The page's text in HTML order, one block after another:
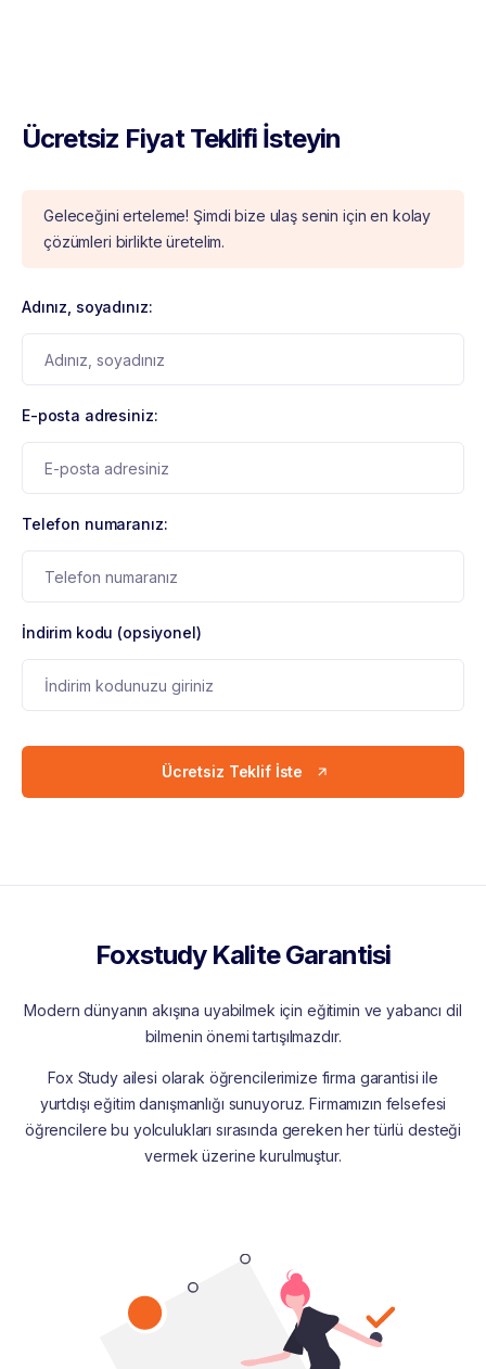
Ücretsiz Fiyat Teklifi İsteyin
Geleceğini erteleme! Şimdi bize ulaş senin için en kolay
çözümleri birlikte üretelim.
Adınız, soyadınız:
E-posta adresiniz:
Telefon numaranız:
İndirim kodu (opsiyonel)
Ücretsiz Teklif İste
Foxstudy Kalite Garantisi
Modern dünyanın akışına uyabilmek için eğitimin ve yabancı dil
bilmenin önemi tartışılmazdır.
Fox Study ailesi olarak öğrencilerimize firma garantisi ile
yurtdışı eğitim danışmanlığı sunuyoruz. Firmamızın felsefesi
öğrencilere bu yolculukları sırasında gereken her türlü desteği
vermek üzerine kurulmuştur.